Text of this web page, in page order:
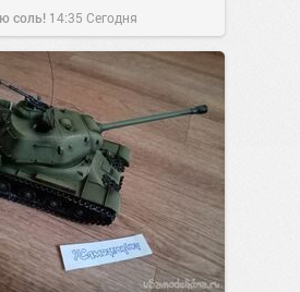
соль! 14:35 Сегодня